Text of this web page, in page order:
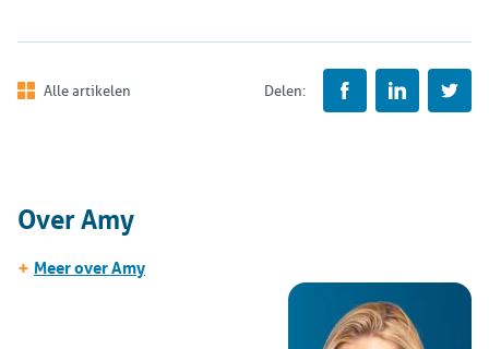
Alle artikelen Delen:
Over Amy
+ Meer over Amy